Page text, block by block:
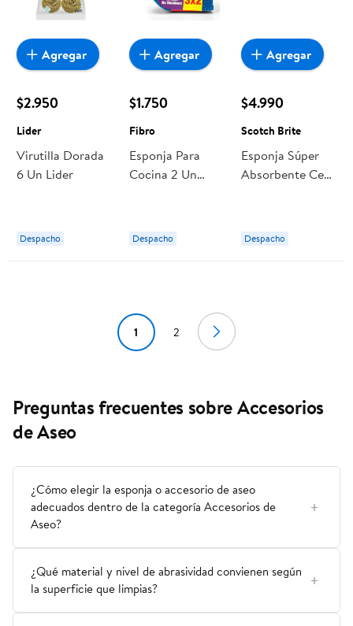
$2.950
Lider
Virutilla Dorada
6 Un Lider
Despacho
Agregar
$1.750
Fibro
Esponja Para
Cocina 2 Un
Despacho
Agregar
$4.990
Scotch Brite
Esponja Súper
Absorbente Cero
Despacho
Agregar
1 2
Preguntas frecuentes sobre Accesorios
de Aseo
¿Cómo elegir la esponja o accesorio de aseo
adecuados dentro de la categoría Accesorios de
Aseo?
¿Qué material y nivel de abrasividad convienen según
la superficie que limpias?